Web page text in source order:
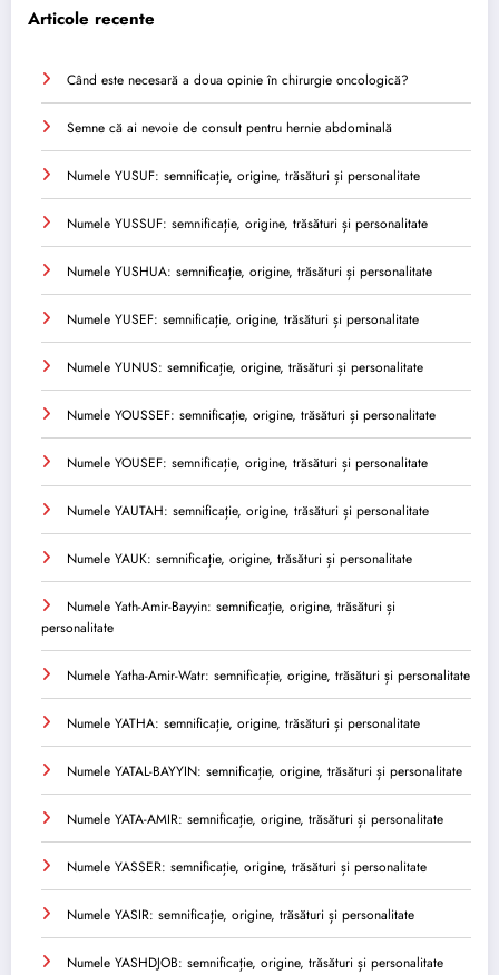
Articole recente
Când este necesară a doua opinie în chirurgie oncologică?
Semne că ai nevoie de consult pentru hernie abdominală
Numele YUSUF: semnificație, origine, trăsături și personalitate
Numele YUSSUF: semnificație, origine, trăsături și personalitate
Numele YUSHUA: semnificație, origine, trăsături și personalitate
Numele YUSEF: semnificație, origine, trăsături și personalitate
Numele YUNUS: semnificație, origine, trăsături și personalitate
Numele YOUSSEF: semnificație, origine, trăsături și personalitate
Numele YOUSEF: semnificație, origine, trăsături și personalitate
Numele YAUTAH: semnificație, origine, trăsături și personalitate
Numele YAUK: semnificație, origine, trăsături și personalitate
Numele Yath-Amir-Bayyin: semnificație, origine, trăsături și
personalitate
Numele Yatha-Amir-Watr: semnificație, origine, trăsături și personalitate
Numele YATHA: semnificație, origine, trăsături și personalitate
Numele YATAL-BAYYIN: semnificație, origine, trăsături și personalitate
Numele YATA-AMIR: semnificație, origine, trăsături și personalitate
Numele YASSER: semnificație, origine, trăsături și personalitate
Numele YASIR: semnificație, origine, trăsături și personalitate
Numele YASHDJOB: semnificație, origine, trăsături și personalitate